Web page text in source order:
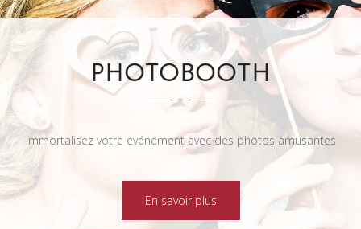
PHOTOBOOTH
Immortalisez votre événement avec des photos amusantes
En savoir plus